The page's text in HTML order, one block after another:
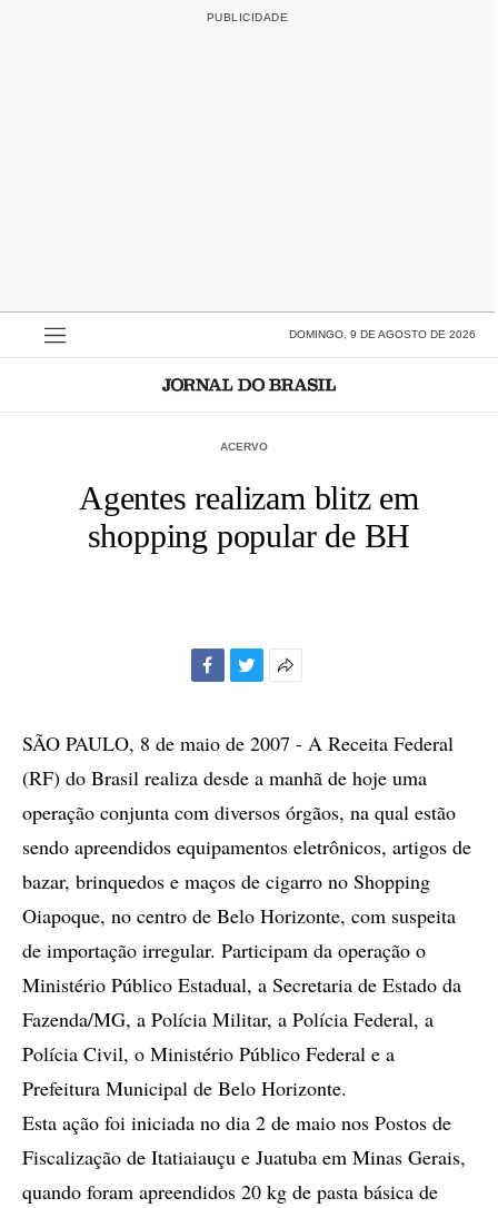
DOMINGO, 9 DE AGOSTO DE 2026
ACERVO
Agentes realizam blitz em
shopping popular de BH
compartilhamento
SÃO PAULO, 8 de maio de 2007 - A Receita Federal
(RF) do Brasil realiza desde a manhã de hoje uma
operação conjunta com diversos órgãos, na qual estão
sendo apreendidos equipamentos eletrônicos, artigos de
bazar, brinquedos e maços de cigarro no Shopping
Oiapoque, no centro de Belo Horizonte, com suspeita
de importação irregular. Participam da operação o
Ministério Público Estadual, a Secretaria de Estado da
Fazenda/MG, a Polícia Militar, a Polícia Federal, a
Polícia Civil, o Ministério Público Federal e a
Prefeitura Municipal de Belo Horizonte.
Esta ação foi iniciada no dia 2 de maio nos Postos de
Fiscalização de Itatiaiauçu e Juatuba em Minas Gerais,
quando foram apreendidos 20 kg de pasta básica de